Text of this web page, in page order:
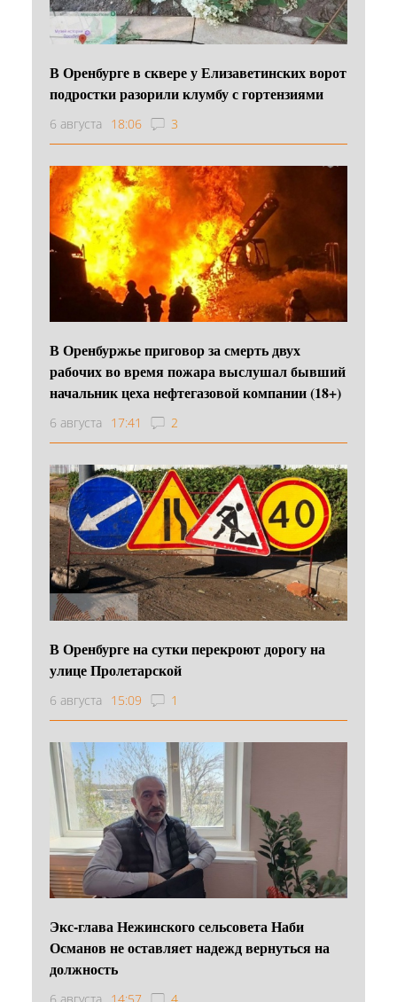
В Оренбурге в сквере у Елизаветинских ворот
подростки разорили клумбу с гортензиями
6 августа 18:06 3
В Оренбуржье приговор за смерть двух
рабочих во время пожара выслушал бывший
начальник цеха нефтегазовой компании (18+)
6 августа 17:41 2
В Оренбурге на сутки перекроют дорогу на
улице Пролетарской
6 августа 15:09 1
Экс-глава Нежинского сельсовета Наби
Османов не оставляет надежд вернуться на
должность